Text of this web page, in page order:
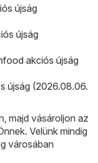
újság
újság
akciós újság
újság (2026.08.06.
majd vásároljon az
Velünk mindig
városában